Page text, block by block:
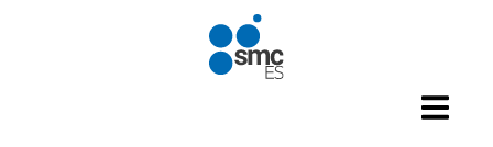
Pasar al contenido principal